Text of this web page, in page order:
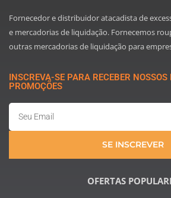
Fornecedor e distribuidor atacadista de
e mercadorias de liquidação. Fornecemos
outras mercadorias de liquidação para
INSCREVA-SE PARA RECEBER NOSSOS
PROMOÇÕES
SE INSCREVER
OFERTAS